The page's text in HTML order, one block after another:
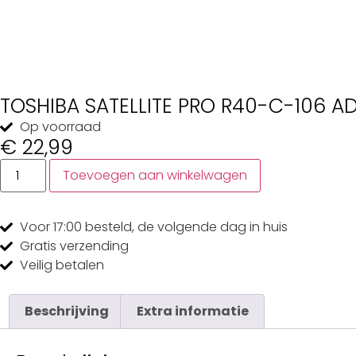
TOSHIBA SATELLITE PRO R40-C-106
Op voorraad
€ 22,99
Toevoegen aan winkelwagen
Voor 17:00 besteld, de volgende dag in huis
Gratis verzending
Veilig betalen
Beschrijving Extra informatie